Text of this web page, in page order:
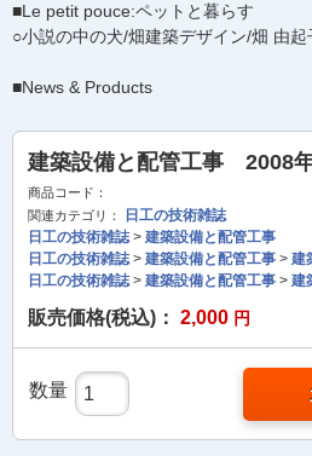
■Le petit pouce:ペットと暮らす
○小説の中の犬/畑建築デザイン/畑 由起
■News & Products
建築設備と配管工事 2008
商品コード：
関連カテゴリ：
日工の技術雑誌
日工の技術雑誌> 建築設備と配管工事
日工の技術雑誌> 建築設備と配管工事 > 建
日工の技術雑誌> 建築設備と配管工事 > 建
販売価格(税込)： 2,000 円
数量